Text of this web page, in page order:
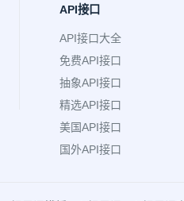
API接口
API接口大全
免费API接口
抽象API接口
精选API接口
美国API接口
国外API接口